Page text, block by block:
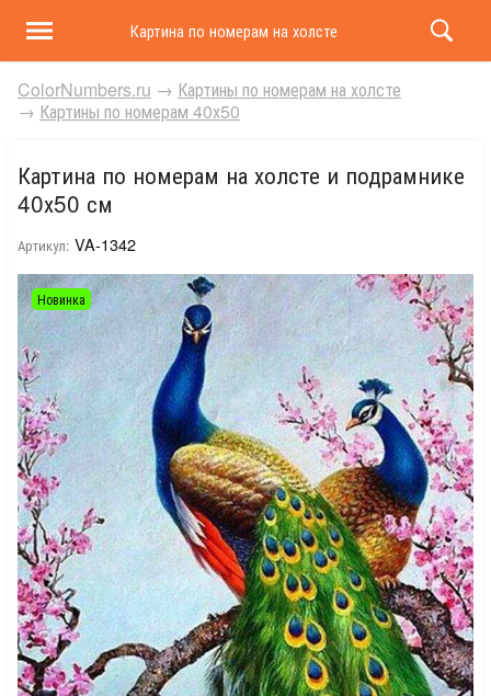
Картина по номерам на холсте и подрамнике 40х50
ColorNumbers.ru → Картины по номерам на холсте
→ Картины по номерам 40х50
Картина по номерам на холсте и подрамнике
40х50 см
Артикул: VA-1342
Новинка